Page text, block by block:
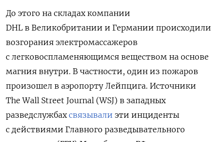
До этого на складах компании
DHL в Великобритании и Германии происходили
возгорания электромассажеров
с легковоспламеняющимся веществом на основе
магния внутри. В частности, один из пожаров
произошел в аэропорту Лейпцига. Источники
The Wall Street Journal (WSJ) в западных
разведслужбах связывали эти инциденты
с действиями Главного разведывательного